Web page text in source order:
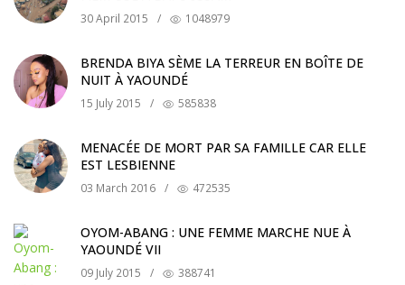
30 April 2015 / 1048979
BRENDA BIYA SÈME LA TERREUR EN BOÎTE DE
NUIT À YAOUNDÉ
15 July 2015 / 585838
MENACÉE DE MORT PAR SA FAMILLE CAR ELLE
EST LESBIENNE
03 March 2016 / 472535
OYOM-ABANG : UNE FEMME MARCHE NUE À
YAOUNDÉ VII
09 July 2015 / 388741